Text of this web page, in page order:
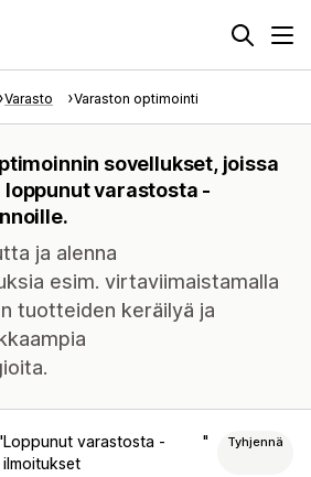
Varasto Varaston optimointi
sovellukset, joissa
loppunut varastosta -
ja alenna
esim. virtaviimaistamalla
tuotteiden keräilyä ja
Loppunut varastosta -
ilmoitukset
Tyhjennä